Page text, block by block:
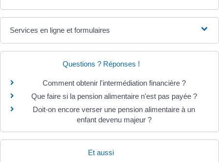
Services en ligne et formulaires
Questions ? Réponses !
Comment obtenir l'intermédiation financière ?
Que faire si la pension alimentaire n'est pas payée ?
Doit-on encore verser une pension alimentaire à un
enfant devenu majeur ?
Et aussi